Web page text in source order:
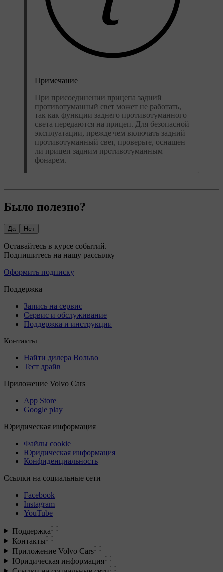
Примечание
При присоединении прицепа задний
противотуманный свет может не работать,
так как функции заднего противотуманного
света передаются на прицеп. Для безопасной
эксплуатации, прежде чем включать задний
противотуманный свет, проверьте, оснащен
ли прицеп задним противотуманным
фонарем.
Было полезно?
Да Нет